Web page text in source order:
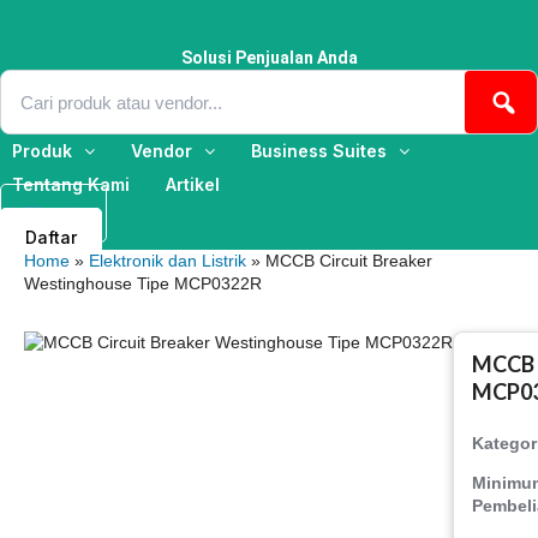
Solusi Penjualan Anda
Produk Vendor
Business Suites
Tentang Kami
Artikel
Masuk
Daftar
Home » Elektronik dan Listrik » MCCB Circuit Breaker
Westinghouse Tipe MCP0322R